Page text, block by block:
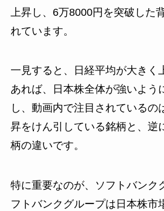
上昇し、6万8000円を突破した
れています。
一見すると、日経平均が大きく
あれば、日本株全体が強いよう
し、動画内で注目されているの
昇をけん引している銘柄と、逆
柄の違いです。
特に重要なのが、ソフトバンク
フトバンクグループは日本株市